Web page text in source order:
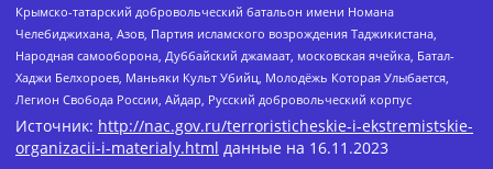
Крымско-татарский добровольческий батальон имени Номана
Челебиджихана, Азов, Партия исламского возрождения Таджикистана,
Народная самооборона, Дуббайский джамаат, московская ячейка, Батал-
Хаджи Белхороев, Маньяки Культ Убийц, Молодёжь Которая Улыбается,
Легион Свобода России, Айдар, Русский добровольческий корпус
Источник: http://nac.gov.ru/terroristicheskie-i-ekstremistskie-
organizacii-i-materialy.html данные на 16.11.2023